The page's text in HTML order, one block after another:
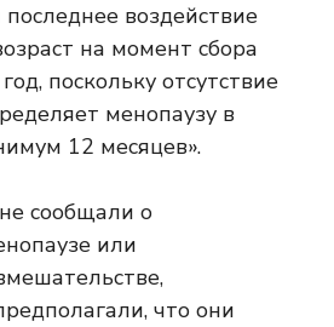
воздействие
на момент сбора
поскольку отсутствие
менопаузу в
12 месяцев».
сообщали о
или
что они